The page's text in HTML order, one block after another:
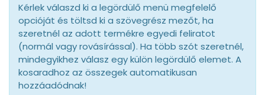
Kérlek válaszd ki a legördülő menü megfelelő
opcióját és töltsd ki a szövegrész mezőt, ha
szeretnél az adott termékre egyedi feliratot
(normál vagy rovásírással). Ha több szót szeretnél,
mindegyikhez válasz egy külön legördülő elemet. A
kosaradhoz az összegek automatikusan
hozzáadódnak!